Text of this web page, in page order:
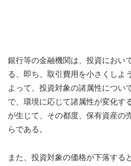
銀行等の金融機関は、投資におい
る、即ち、取引費用を小さくしよ
よって、投資対象の諸属性につい
で、環境に応じて諸属性が変化す
が生じて、その都度、保有資産の
らである。
また、投資対象の価格が下落する